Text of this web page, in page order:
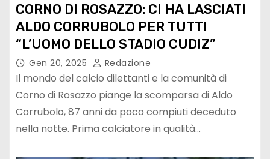
CORNO DI ROSAZZO: CI HA LASCIATI
ALDO CORRUBOLO PER TUTTI
“L’UOMO DELLO STADIO CUDIZ”
Gen 20, 2025 Redazione
Il mondo del calcio dilettanti e la comunità di
Corno di Rosazzo piange la scomparsa di Aldo
Corrubolo, 87 anni da poco compiuti deceduto
nella notte. Prima calciatore in qualità…